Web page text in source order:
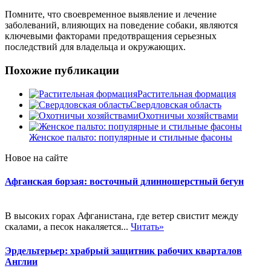
Помните, что своевременное выявление и лечение
заболеваний, влияющих на поведение собаки, являются
ключевыми факторами предотвращения серьезных
последствий для владельца и окружающих.
Похожие публикации
Растительная формация
Свердловская область
Охотничьи хозяйствами
Женское пальто: популярные и стильные фасоны
Новое на сайте
Афганская борзая: восточный длинношерстный бегун
В высоких горах Афганистана, где ветер свистит между
скалами, а песок накаляется... Читать»
Эрдельтерьер: храбрый защитник рабочих кварталов
Англии